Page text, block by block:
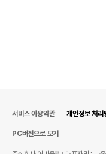
서비스 이용약관 개인정보 처리
PC버전으로 보기